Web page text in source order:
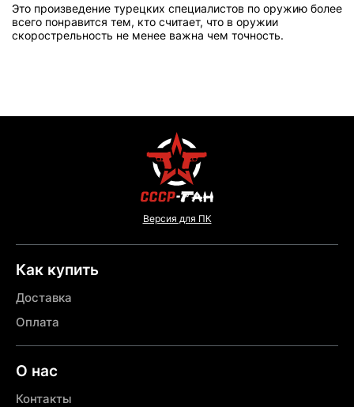
Это произведение турецких специалистов по оружию более
всего понравится тем, кто считает, что в оружии
скорострельность не менее важна чем точность.
Версия для ПК
Как купить
Доставка
Оплата
О нас
Контакты